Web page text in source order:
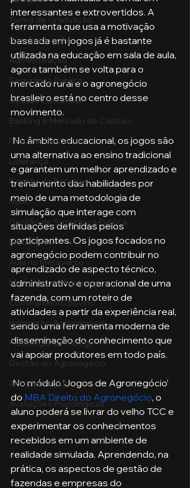
Turma de Graduação
Pós-Graduação
Administração
Segurança Publica
Gestão Comercial
Banking e Mercado de Capitais
Pecuária de Corte
Liderança
Gestão de Pessoas
MBA
Gestão de Segurança Publica
Metaverso
Aula no Metaverso
Marketing no Agronegócio
Confinamento Bovino
Holding no Agronegócio
Psicologia de tráfego
Gestão do Agronegócio
Administração
Avaliações Psicológicas
interessantes e extrovertidos. A
ferramenta que usa a motivação
baseada em jogos já é bastante
utilizada na educação em sala de aula,
agora também se volta para o
mercado rural e o agronegócio
brasileiro está no centro desse
movimento.
No âmbito educacional, os jogos são
uma alternativa ao ensino tradicional
e garantem um melhor aprendizado e
treinamento das habilidades por
meio de uma metodologia de
simulação que interage com
situações definidas pelos
participantes. Os jogos focados no
agronegócio podem contribuir no
aprendizado de aspecto técnico,
administrativo e operacional de uma
fazenda, com um roteiro de
atividades a partir da experiência real,
sendo uma ferramenta moderna de
disseminação do conhecimento que
vai apoiar produtores em todo país.
No módulo ‘Jogos de Agronegócio’
do MBA Direito do Agronegócio, o
aluno poderá se livrar do velho TCC e
experimentar os conhecimentos
recebidos em um ambiente de
realidade simulada. Aprendendo, na
prática, os aspectos de gestão de
fazendas e empresas do